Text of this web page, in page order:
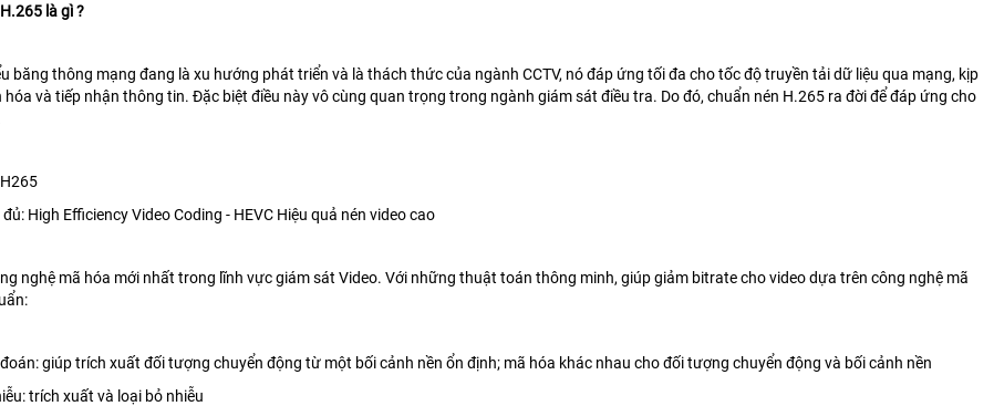
là gì ?
băng thông mạng đang là xu hướng phát triển và là thách thức của ngành CCTV, nó đáp ứng tối đa cho tốc độ truyền tải dữ liệu qua mạng, kịp
hóa và tiếp nhận thông tin. Đặc biệt điều này vô cùng quan trọng trong ngành giám sát điều tra. Do đó, chuẩn nén H.265 ra đời để đáp ứng cho
High Efficiency Video Coding - HEVC Hiệu quả nén video cao
nghệ mã hóa mới nhất trong lĩnh vực giám sát Video. Với những thuật toán thông minh, giúp giảm bitrate cho video dựa trên công nghệ mã
giúp trích xuất đối tượng chuyển động từ một bối cảnh nền ổn định; mã hóa khác nhau cho đối tượng chuyển động và bối cảnh nền
trích xuất và loại bỏ nhiễu